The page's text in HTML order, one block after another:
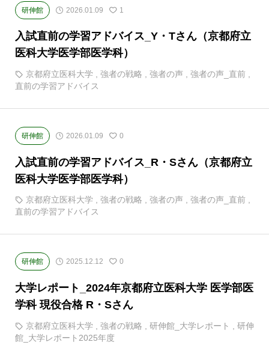
研伸館 2026.01.09 1
入試直前の学習アドバイス_Y・Tさん（京都府立
医科大学医学部医学科）
京都府立医科大学 強者の戦略 強者の声 強者の声_直前
直前の学習アドバイス
研伸館 2026.01.09 0
入試直前の学習アドバイス_R・Sさん（京都府立
医科大学医学部医学科）
京都府立医科大学 , 強者の戦略 , 強者の声 , 強者の声_直前 ,
直前の学習アドバイス
研伸館 2025.12.12 0
大学レポート_2024年京都府立医科大学 医学部医
学科 現役合格 R・Sさん
京都府立医科大学 強者の戦略 研伸館_大学レポート
研伸
館_大学レポート2025年度